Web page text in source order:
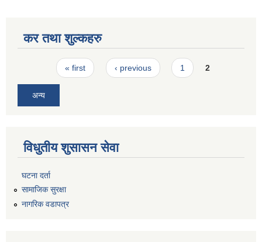
कर तथा शुल्कहरु
Pages« first ‹ previous 1 2
अन्य
विधुतीय शुसासन सेवा
घटना दर्ता
सामाजिक सुरक्षा
नागरिक वडापत्र